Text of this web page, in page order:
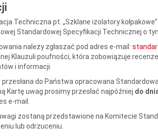
Techniczna pt. „Szklane izolatory
Standardowej Specyfikacji Technicznej o
należy zgłaszać pod adres e-mail:
Klauzuli poufności, która zobowiązuje
i informacji.
do Państwa opracowana
Kartę uwag prosimy przesłać najpóźniej do
e-mail.
zostaną przedstawione na Komitecie
lub odrzuceniu.